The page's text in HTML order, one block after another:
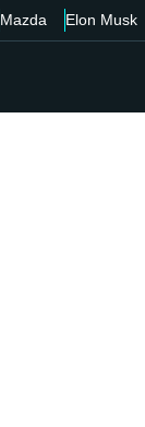
Mazda Elon Musk